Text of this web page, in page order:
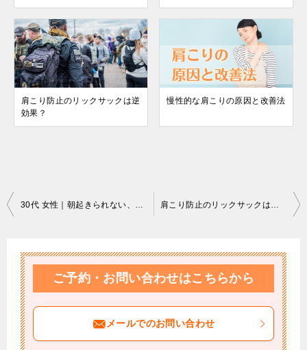
肩こり防止のリックサックは逆
効果？
慢性的な肩こりの原因と改善法
投
30代 女性｜朝起きられない、生理不順 肩こり防止のリックサックは逆効果？
ご予約・お問い合わせはこちらから
メールでのお問い合わせ